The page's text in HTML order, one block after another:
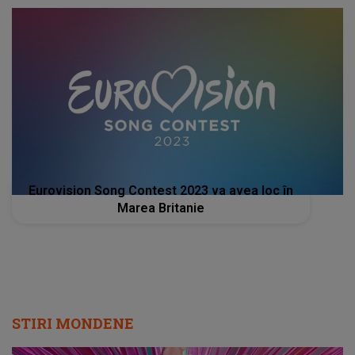
Eurovision Song Contest 2023 va avea loc în
Marea Britanie
STIRI MONDENE